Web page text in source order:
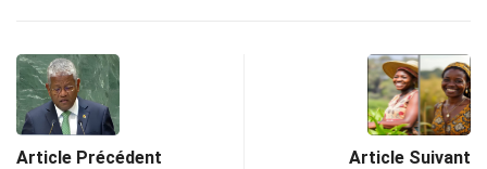
Article Précédent Article Suivant